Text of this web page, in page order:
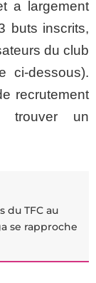
a largement
buts inscrits,
du club
ci-dessous).
recrutement
trouver un
du TFC au
se rapproche